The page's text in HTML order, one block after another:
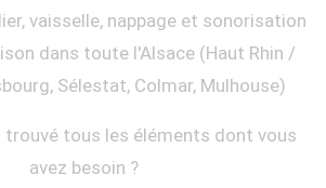
vaisselle, nappage et sonorisation
dans toute l'Alsace (Haut Rhin /
Sélestat, Colmar, Mulhouse)
trouvé tous les éléments dont vous
avez besoin ?